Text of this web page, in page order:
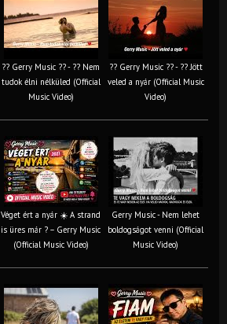
?? Gerry Music ?? - ?? Nem
tudok élni nélküled (Official
Music Video)
?? Gerry Music ?? - ?? Jött
veled a nyár (Official Music
Video)
Véget ért a nyár ☀️ A strand
is üres már ? – Gerry Music
(Official Music Video)
Gerry Music - Nem lehet
boldogságot venni (Official
Music Video)